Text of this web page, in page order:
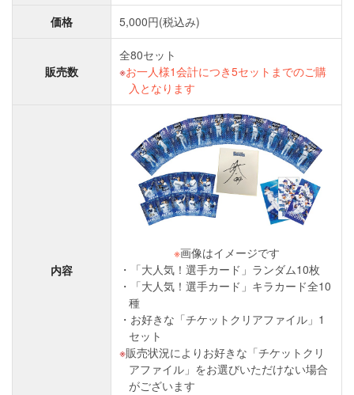
価格 5,000円(税込み)
販売数
全80セット
お一人様1会計につき5セットまでのご購
入となります
内容
※画像はイメージです
「大人気！選手カード」ランダム10枚
「大人気！選手カード」キラカード全10
種
お好きな「チケットクリアファイル」1
セット
販売状況によりお好きな「チケットクリ
アファイル」をお選びいただけない場合
がございます